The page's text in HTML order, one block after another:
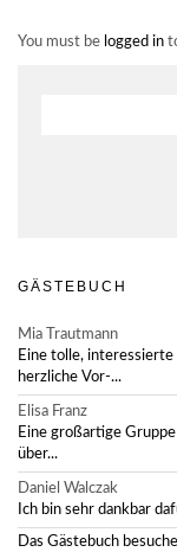
You must be logged in
GÄSTEBUCH
Mia Trautmann
Eine tolle,
herzliche Vor-...
Elisa Franz
Eine großartige
über...
Daniel Walczak
Ich bin sehr dankbar
Das Gästebuch